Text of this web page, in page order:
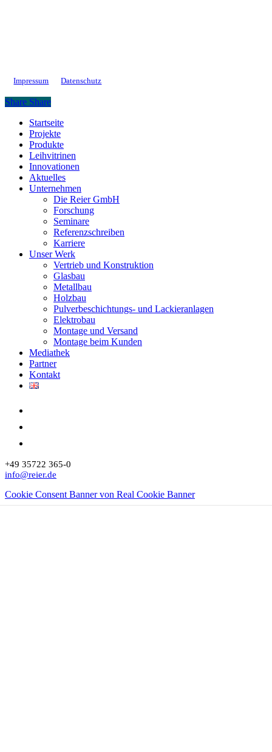
Impressum Datenschutz
Share Share
Close
Menu
Startseite
Projekte
Produkte
Leihvitrinen
Innovationen
Aktuelles
Unternehmen
Die Reier GmbH
Forschung
Seminare
Referenzschreiben
Karriere
Unser Werk
Vertrieb und Konstruktion
Glasbau
Metallbau
Holzbau
Pulverbeschichtungs- und Lackieranlagen
Elektrobau
Montage und Versand
Montage beim Kunden
Mediathek
Partner
Kontakt
+49 35722 365-0
info@reier.de
Cookie Consent Banner von Real Cookie Banner